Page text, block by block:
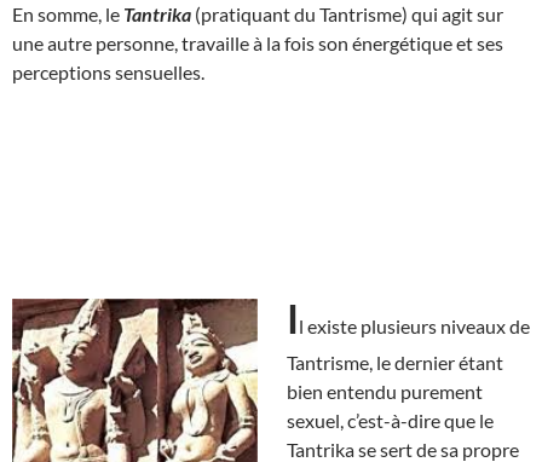
En somme, le Tantrika (pratiquant du Tantrisme) qui agit sur
une autre personne, travaille à la fois son énergétique et ses
perceptions sensuelles.
Il existe plusieurs niveaux de
Tantrisme, le dernier étant
bien entendu purement
sexuel, c’est-à-dire que le
Tantrika se sert de sa propre